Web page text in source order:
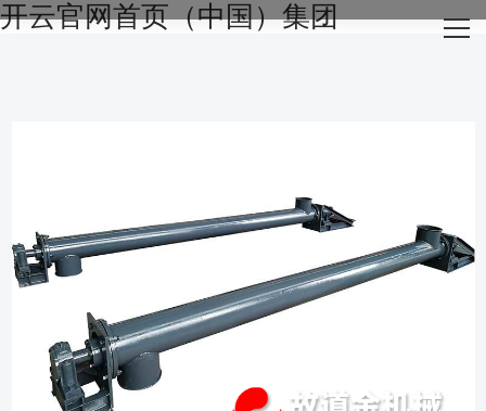
开云官网首页（中国）集团
网站开云官网首页（中国）集团
生产设备
开云官网开云官网首页（中国）集团（中国）集团